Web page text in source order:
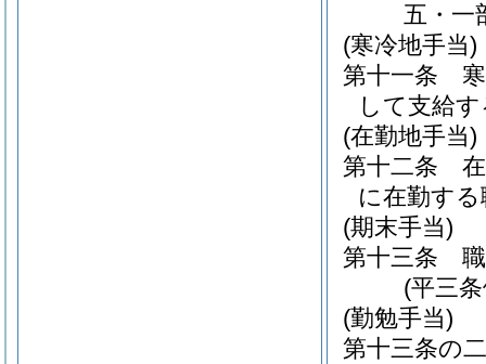
五・一
(寒冷地手当)
第十一条
して支給
(在勤地手当)
第十二条
に在勤す
(期末手当)
第十三条
(平三
(勤勉手当)
第十三条の二